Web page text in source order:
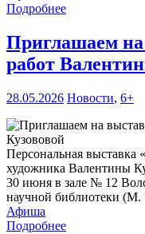
Подробнее
Приглашаем
работ
28.05.2026 Новости, 6+
Персональная выставка
художника Валентины
30 июня в зале № 12
научной библиотеки (М.
Афиша
Подробнее